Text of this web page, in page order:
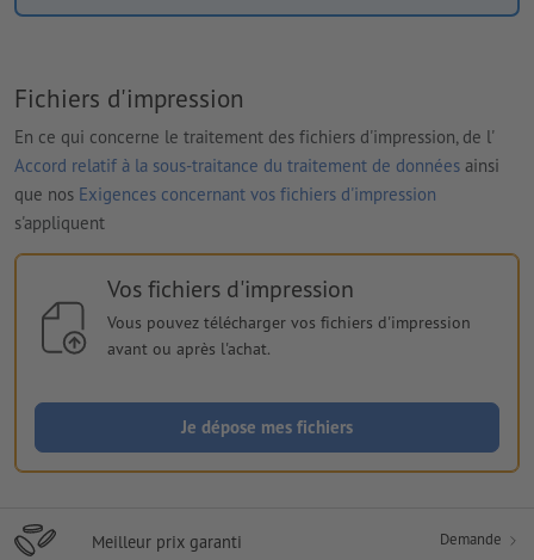
Fichiers d'impression
En ce qui concerne le traitement des fichiers d'impression, de l'
Accord relatif à la sous-traitance du traitement de données ainsi
que nos Exigences concernant vos fichiers d'impression
s'appliquent
Vos fichiers d'impression
Vous pouvez télécharger vos fichiers d'impression
avant ou après l'achat.
Je dépose mes fichiers
Meilleur prix garanti Demande